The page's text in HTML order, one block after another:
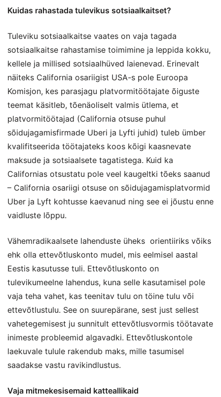
Kuidas rahastada tulevikus sotsiaalkaitset?
Tuleviku sotsiaalkaitse vaates on vaja tagada
sotsiaalkaitse rahastamise toimimine ja leppida kokku,
kellele ja millised sotsiaalhüved laienevad. Erinevalt
näiteks California osariigist USA-s pole Euroopa
Komisjon, kes parasjagu platvormitöötajate õiguste
teemat käsitleb, tõenäoliselt valmis ütlema, et
platvormitöötajad (California otsuse puhul
sõidujagamisfirmade Uberi ja Lyfti juhid) tuleb ümber
kvalifitseerida töötajateks koos kõigi kaasnevate
maksude ja sotsiaalsete tagatistega. Kuid ka
Californias otsustatu pole veel kaugeltki tõeks saanud
– California osariigi otsuse on sõidujagamisplatvormid
Uber ja Lyft kohtusse kaevanud ning see ei jõustu enne
vaidluste lõppu.
Vähemradikaalsete lahenduste üheks orientiiriks võiks
ehk olla ettevõtluskonto mudel, mis eelmisel aastal
Eestis kasutusse tuli. Ettevõtluskonto on
tulevikumeelne lahendus, kuna selle kasutamisel pole
vaja teha vahet, kas teenitav tulu on töine tulu või
ettevõtlustulu. See on suurepärane, sest just sellest
vahetegemisest ju sunnitult ettevõtlusvormis töötavate
inimeste probleemid algavadki. Ettevõtluskontole
laekuvale tulule rakendub maks, mille tasumisel
saadakse vastu ravikindlustus.
Vaja mitmekesisemaid katteallikaid